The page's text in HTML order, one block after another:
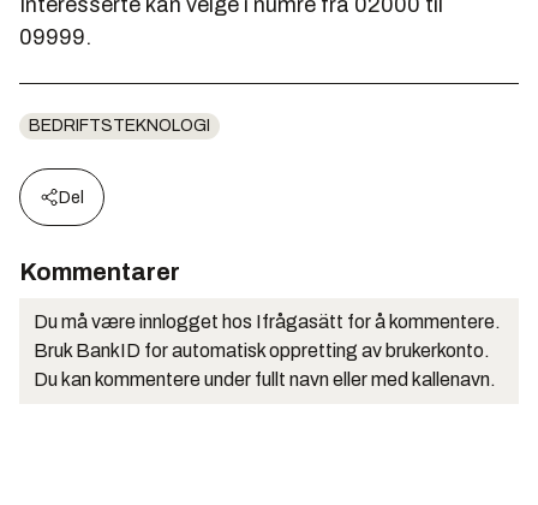
09999.
BEDRIFTSTEKNOLOGI
Del
Kommentarer
Du må være innlogget hos Ifrågasätt for å kommentere.
Bruk BankID for automatisk oppretting av brukerkonto.
Du kan kommentere under fullt navn eller med kallenavn.